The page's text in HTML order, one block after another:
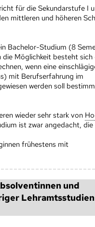
für die Sekundarstufe I
mittleren und höheren
Bachelor-Studium (8
die Möglichkeit besteht sich
wenn eine
mit Berufserfahrung im
werden soll
wieder sehr stark von
ist zwar angedacht,
frühestens mit
und
Lehramtsstudien